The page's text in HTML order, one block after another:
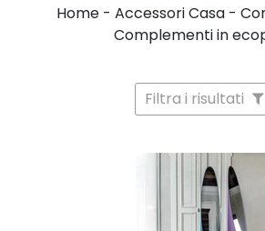
Home - Accessori Casa -
Complementi in
Filtra i risultati